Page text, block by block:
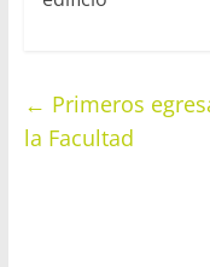
← Primeros
la Facultad